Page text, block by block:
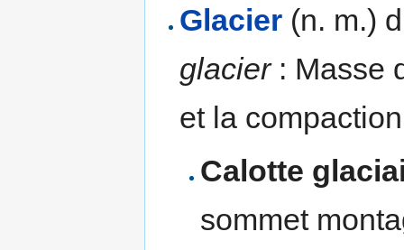
Glacier (n. m.)
glacier: Masse
et la
Calotte
sommet